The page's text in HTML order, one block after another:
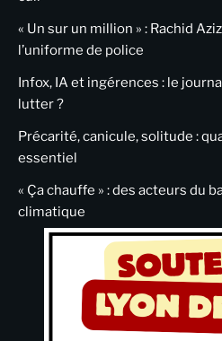
« Un sur un million » : Rachid
l’uniforme de police
Infox, IA et ingérences : le
lutter ?
Précarité, canicule, solitude :
essentiel
« Ça chauffe » : des acteurs du
climatique